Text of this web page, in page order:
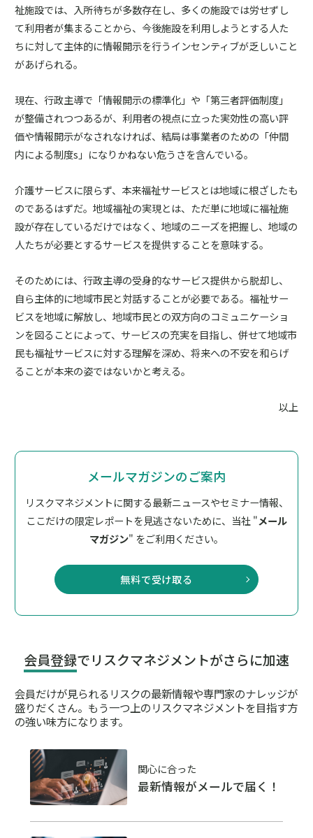
祉施設では、入所待ちが多数存在し、多くの施設では労せずし
て利用者が集まることから、今後施設を利用しようとする人た
ちに対して主体的に情報開示を行うインセンティブが乏しいこと
があげられる。
現在、行政主導で「情報開示の標準化」や「第三者評価制度」
が整備されつつあるが、利用者の視点に立った実効性の高い評
価や情報開示がなされなければ、結局は事業者のための「仲間
内による制度s」になりかねない危うさを含んでいる。
介護サービスに限らず、本来福祉サービスとは地域に根ざしたも
のであるはずだ。地域福祉の実現とは、ただ単に地域に福祉施
設が存在しているだけではなく、地域のニーズを把握し、地域の
人たちが必要とするサービスを提供することを意味する。
そのためには、行政主導の受身的なサービス提供から脱却し、
自ら主体的に地域市民と対話することが必要である。福祉サー
ビスを地域に解放し、地域市民との双方向のコミュニケーショ
ンを図ることによって、サービスの充実を目指し、併せて地域市
民も福祉サービスに対する理解を深め、将来への不安を和らげ
ることが本来の姿ではないかと考える。
以上
メールマガジンのご案内
リスクマネジメントに関する最新ニュースやセミナー情報、
ここだけの限定レポートを見逃さないために、 当社 "メール
マガジン" をご利用ください。
無料で受け取る
会員登録でリスクマネジメントがさらに加速
会員だけが見られるリスクの最新情報や専門家のナレッジが
盛りだくさん。 もう一つ上のリスクマネジメントを目指す方
の強い味方になります。
関心に合った
最新情報がメールで届く！